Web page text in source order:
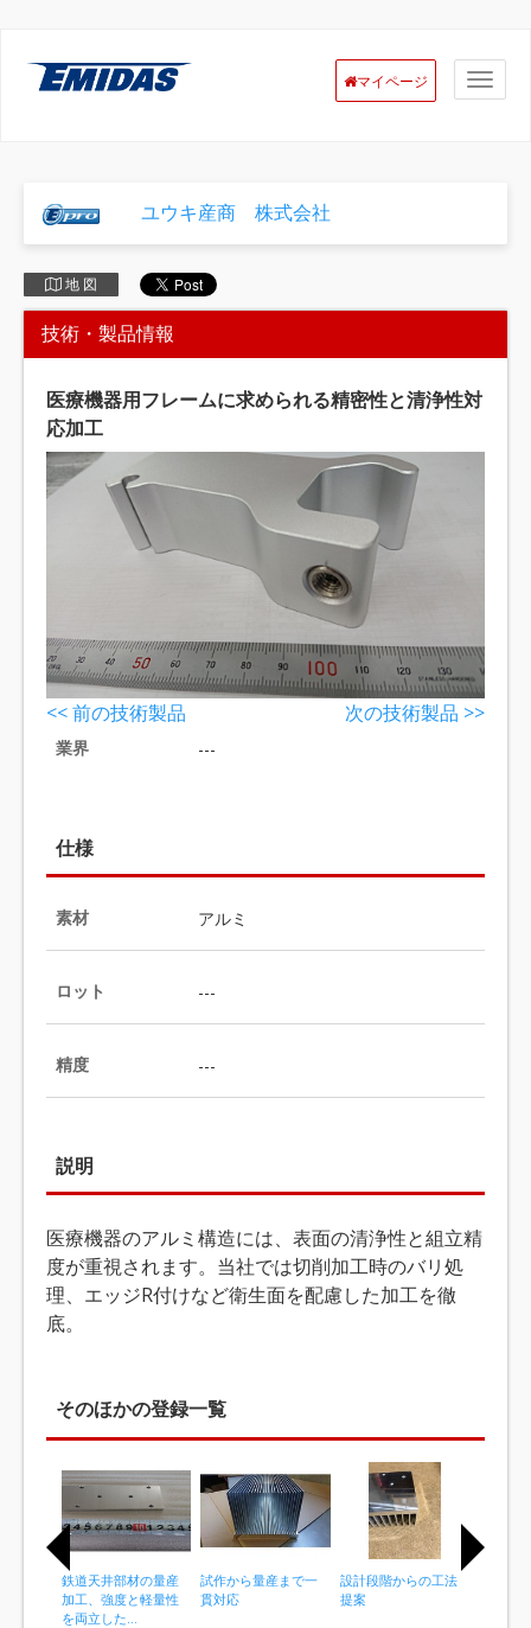
マイページ
ユウキ産商 株式会社
地 図
技術・製品情報
医療機器用フレームに求められる精密性と清浄性対
応加工
<< 前の技術製品 次の技術製品 >>
業界 ---
仕様
素材 アルミ
ロット ---
精度 ---
説明
医療機器のアルミ構造には、表面の清浄性と組立精
度が重視されます。当社では切削加工時のバリ処
理、エッジR付けなど衛生面を配慮した加工を徹
底。
そのほかの登録一覧
鉄道天井部材の量産
加工、強度と軽量性
を両立した...
試作から量産まで一
貫対応
設計段階からの工法
提案